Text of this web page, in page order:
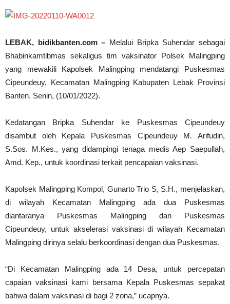
LEBAK, bidikbanten.com – Melalui Bripka Suhendar sebagai
Bhabinkamtibmas sekaligus tim vaksinator Polsek Malingping
yang mewakili Kapolsek Malingping mendatangi Puskesmas
Cipeundeuy, Kecamatan Malingping Kabupaten Lebak Provinsi
Banten. Senin, (10/01/2022).
Kedatangan Bripka Suhendar ke Puskesmas Cipeundeuy
disambut oleh Kepala Puskesmas Cipeundeuy M. Arifudin,
S.Sos. M.Kes., yang didampingi tenaga medis Aep Saepullah,
Amd. Kep., untuk koordinasi terkait pencapaian vaksinasi.
Kapolsek Malingping Kompol, Gunarto Trio S, S.H., menjelaskan,
di wilayah Kecamatan Malingping ada dua Puskesmas
diantaranya Puskesmas Malingping dan Puskesmas
Cipeundeuy, untuk akselerasi vaksinasi di wilayah Kecamatan
Malingping dirinya selalu berkoordinasi dengan dua Puskesmas.
“Di Kecamatan Malingping ada 14 Desa, untuk percepatan
capaian vaksinasi kami bersama Kepala Puskesmas sepakat
bahwa dalam vaksinasi di bagi 2 zona,” ucapnya.